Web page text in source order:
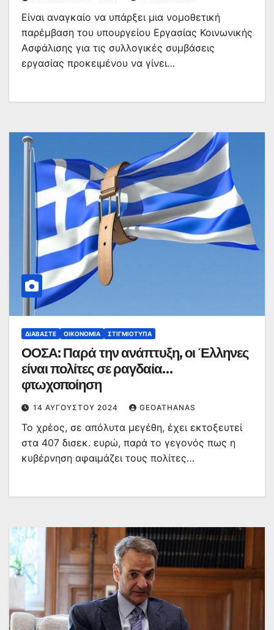
Είναι αναγκαίο να υπάρξει μια νομοθετική
παρέμβαση του υπουργείου Εργασίας Κοινωνικής
Ασφάλισης για τις συλλογικές συμβάσεις
εργασίας προκειμένου να γίνει…
ΔΙΑΒΆΣΤΕ ΟΙΚΟΝΟΜΊΑ ΣΤΙΓΜΙΌΤΥΠΑ
ΟΟΣΑ: Παρά την ανάπτυξη, οι Έλληνες
είναι πολίτες σε ραγδαία…
φτωχοποίηση
14 ΑΥΓΟΎΣΤΟΥ 2024 GEOATHANAS
Το χρέος, σε απόλυτα μεγέθη, έχει εκτοξευτεί
στα 407 δισεκ. ευρώ, παρά το γεγονός πως η
κυβέρνηση αφαιμάζει τους πολίτες…